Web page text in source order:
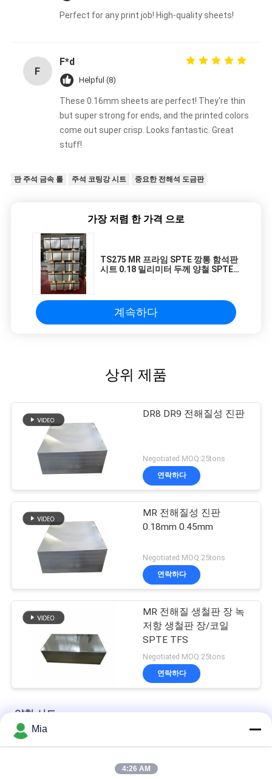
Perfect for any print job! High-quality sheets!
F
F*d
Helpful (8)
These 0.16mm sheets are perfect! They're thin
but super strong for ends, and the printed colors
come out super crisp. Looks fantastic. Great
stuff!
판 주석 금속 롤 주석 코팅강 시트 중요한 전해석 도금판
가장 저렴 한 가격 으로
TS275 MR 프라임 SPTE 깡통 함석판
시트 0.18 밀리미터 두께 양철 SPTE
계속하다
상위 제품
DR8 DR9 전해질성 진판
Negotiated MOQ:25tons
연락하다
MR 전해질성 진판
0.18mm 0.45mm
Negotiated MOQ:25tons
연락하다
MR 전해질 생철판 장 녹
저항 생철판 장/코일
SPTE TFS
Negotiated MOQ:25tons
연락하다
양철 시트
식품 포장용 전해질성 진료판과 코일
Mia
4:26 AM